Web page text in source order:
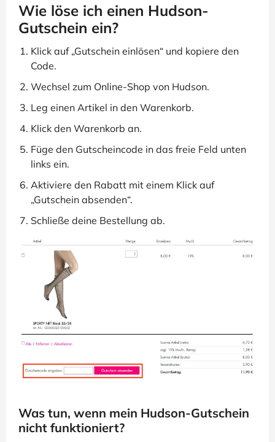
Wie löse ich einen Hudson-
Gutschein ein?
Klick auf „Gutschein einlösen“ und kopiere den
Code.
Wechsel zum Online-Shop von Hudson.
Leg einen Artikel in den Warenkorb.
Klick den Warenkorb an.
Füge den Gutscheincode in das freie Feld unten
links ein.
Aktiviere den Rabatt mit einem Klick auf
„Gutschein absenden“.
Schließe deine Bestellung ab.
Was tun, wenn mein Hudson-Gutschein
nicht funktioniert?